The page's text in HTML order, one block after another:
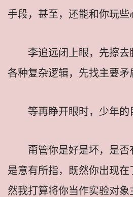
手段，甚至，还能和你玩些
李追远闭上眼，先擦
各种复杂逻辑，先找主要矛
等再睁开眼时，少年的
甭管你是好是坏，是
是意有所指，既然你出现
然我打算将你当作实验对